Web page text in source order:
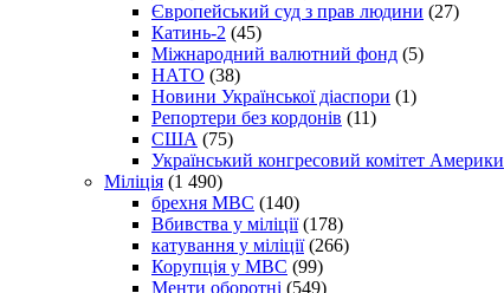
Європейський суд з прав людини (27)
Катинь-2 (45)
Міжнародний валютний фонд (5)
НАТО (38)
Новини Української діаспори (1)
Репортери без кордонів (11)
США (75)
Український конгресовий комітет Америки
Міліція (1 490)
брехня МВС (140)
Вбивства у міліції(178)
катування у міліції(266)
Корупція у МВС (99)
Менти оборотні (549)